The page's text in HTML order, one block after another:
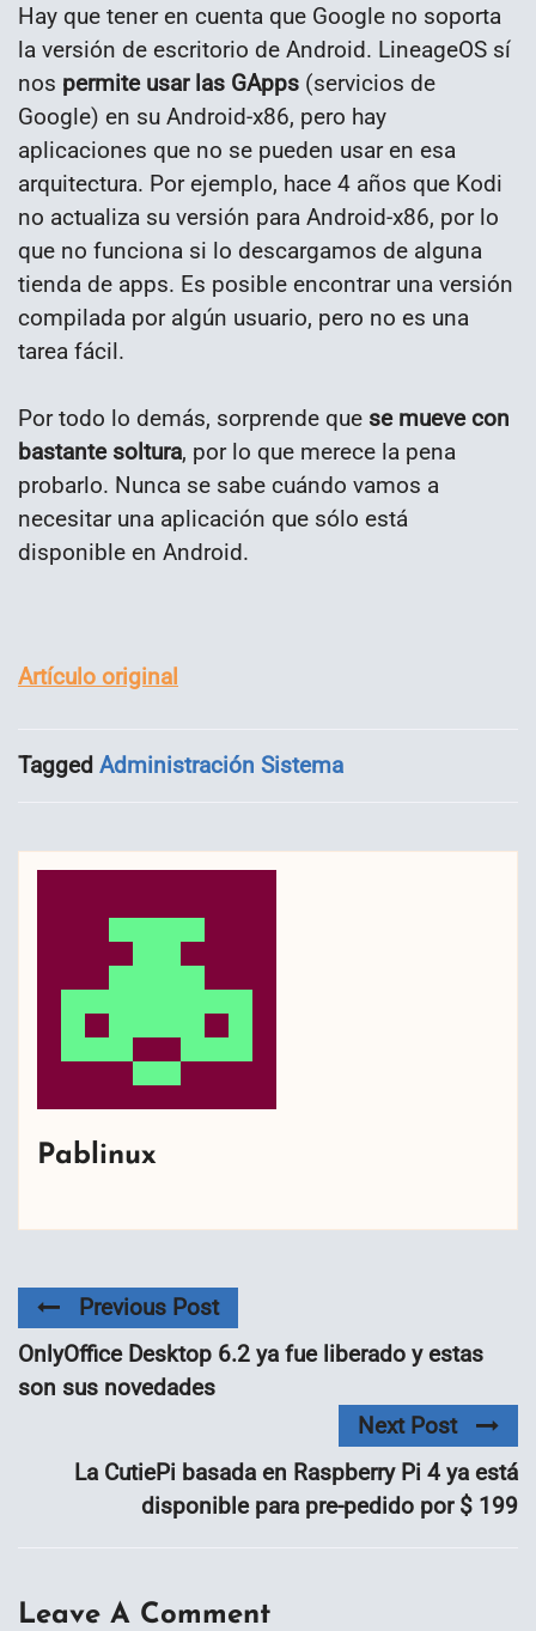
Hay que tener en cuenta que Google no soporta
la versión de escritorio de Android. LineageOS sí
nos permite usar las GApps (servicios de
Google) en su Android-x86, pero hay
aplicaciones que no se pueden usar en esa
arquitectura. Por ejemplo, hace 4 años que Kodi
no actualiza su versión para Android-x86, por lo
que no funciona si lo descargamos de alguna
tienda de apps. Es posible encontrar una versión
compilada por algún usuario, pero no es una
tarea fácil.
Por todo lo demás, sorprende que se mueve con
bastante soltura, por lo que merece la pena
probarlo. Nunca se sabe cuándo vamos a
necesitar una aplicación que sólo está
disponible en Android.
Artículo original
Tagged Administración Sistema
Pablinux
Previous Post
OnlyOffice Desktop 6.2 ya fue liberado y estas
son sus novedades
Next Post
La CutiePi basada en Raspberry Pi 4 ya está
disponible para pre-pedido por $ 199
Leave A Comment